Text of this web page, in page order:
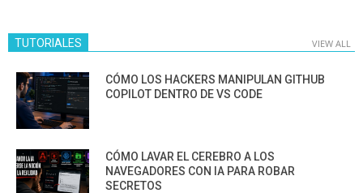
TUTORIALES VIEW ALL
CÓMO LOS HACKERS MANIPULAN GITHUB
COPILOT DENTRO DE VS CODE
CÓMO LAVAR EL CEREBRO A LOS
NAVEGADORES CON IA PARA ROBAR
SECRETOS